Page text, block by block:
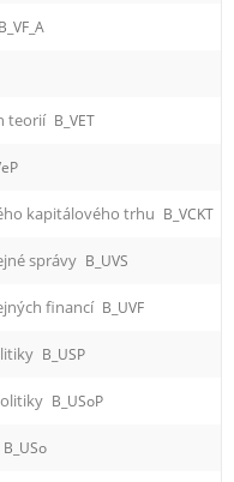
B_VF_A
teorií B_VET
kapitálového trhu B_VCKT
správy B_UVS
financí B_UVF
B_USP
B_USoP
B_USo